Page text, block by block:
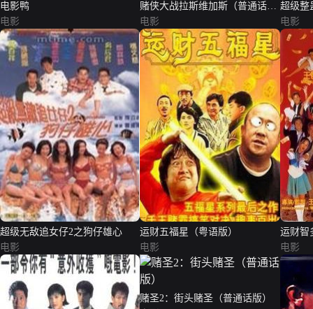
电影鸭
电影
赌侠大战拉斯维加斯（普通话
版）
电影
超级整
电影
超级无敌追女仔2之狗仔雄心
电影
运财五福星（粤语版）
电影
运财智
电影
赌圣2：街头赌圣（普通话版）